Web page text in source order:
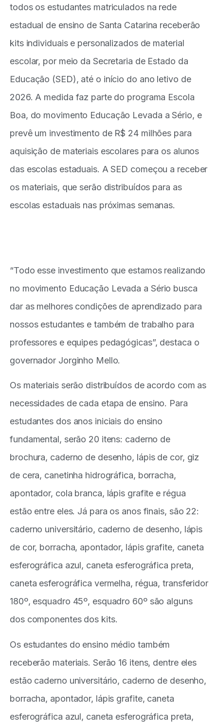
todos os estudantes matriculados na rede
estadual de ensino de Santa Catarina receberão
kits individuais e personalizados de material
escolar, por meio da Secretaria de Estado da
Educação (SED), até o início do ano letivo de
2026. A medida faz parte do programa Escola
Boa, do movimento Educação Levada a Sério, e
prevê um investimento de R$ 24 milhões para
aquisição de materiais escolares para os alunos
das escolas estaduais. A SED começou a receber
os materiais, que serão distribuídos para as
escolas estaduais nas próximas semanas.
“Todo esse investimento que estamos realizando
no movimento Educação Levada a Sério busca
dar as melhores condições de aprendizado para
nossos estudantes e também de trabalho para
professores e equipes pedagógicas”, destaca o
governador Jorginho Mello.
Os materiais serão distribuídos de acordo com as
necessidades de cada etapa de ensino. Para
estudantes dos anos iniciais do ensino
fundamental, serão 20 itens: caderno de
brochura, caderno de desenho, lápis de cor, giz
de cera, canetinha hidrográfica, borracha,
apontador, cola branca, lápis grafite e régua
estão entre eles. Já para os anos finais, são 22:
caderno universitário, caderno de desenho, lápis
de cor, borracha, apontador, lápis grafite, caneta
esferográfica azul, caneta esferográfica preta,
caneta esferográfica vermelha, régua, transferidor
180º, esquadro 45º, esquadro 60º são alguns
dos componentes dos kits.
Os estudantes do ensino médio também
receberão materiais. Serão 16 itens, dentre eles
estão caderno universitário, caderno de desenho,
borracha, apontador, lápis grafite, caneta
esferográfica azul, caneta esferográfica preta,